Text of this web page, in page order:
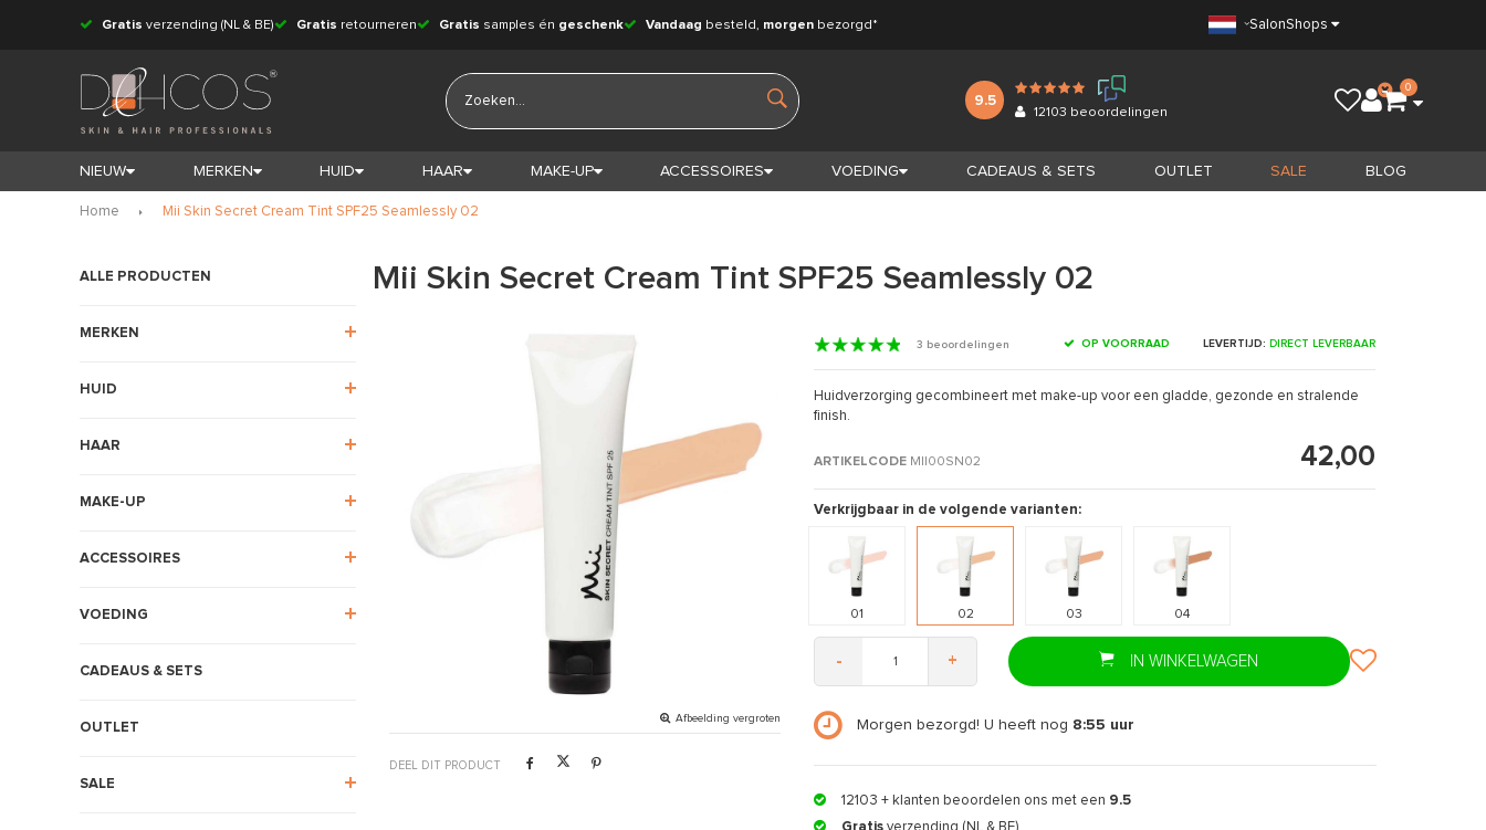
Gratis verzending (NL & BE) Gratis retourneren Gratis samples én geschenk Vandaag besteld, morgen bezorgd* SalonShops
9.5
12103 beoordelingen
0
NIEUW MERKEN HUID HAAR MAKE-UP ACCESSOIRES VOEDING CADEAUS & SETS OUTLET SALE BLOG
Home Mii Skin Secret Cream Tint SPF25 Seamlessly 02
ALLE PRODUCTEN
MERKEN
HUID
HAAR
MAKE-UP
ACCESSOIRES
VOEDING
CADEAUS & SETS
OUTLET
SALE
Mii Skin Secret Cream Tint SPF25 Seamlessly 02
Afbeelding vergroten
DEEL DIT PRODUCT
3 beoordelingen OP VOORRAAD LEVERTIJD: DIRECT LEVERBAAR
Huidverzorging gecombineert met make-up voor een gladde, gezonde en stralende
finish.
ARTIKELCODE MII00SN02 42,00
Verkrijgbaar in de volgende varianten:
01 02 03 04
- + IN WINKELWAGEN
Morgen bezorgd! U heeft nog 8:54 uur
12103 + klanten beoordelen ons met een 9.5
Gratis verzending (NL & BE)